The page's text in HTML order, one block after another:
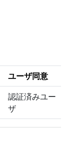
ユーザ同意
認証済みユー
ザ